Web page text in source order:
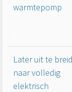
warmtepomp
Later uit te
naar volledig
elektrisch